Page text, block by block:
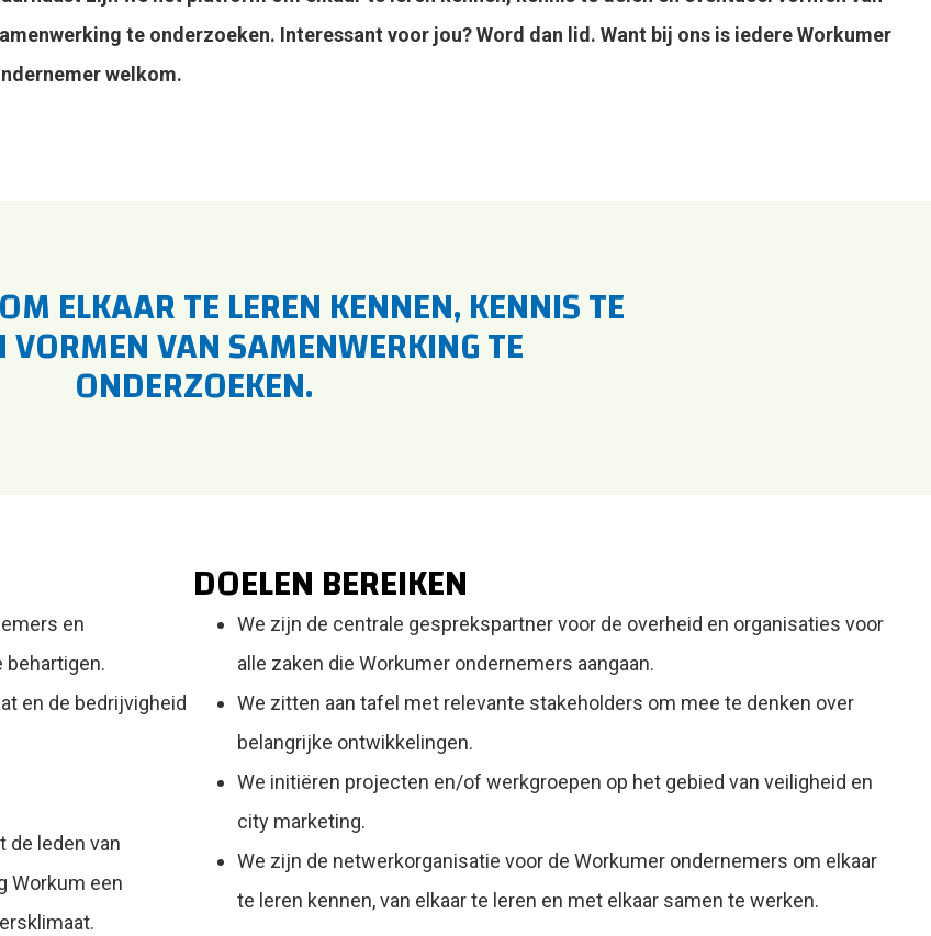
te onderzoeken. Interessant voor jou? Word dan lid. Want bij ons is iedere Workumer
welkom.
ELKAAR TE LEREN KENNEN, KENNIS TE
VORMEN VAN SAMENWERKING TE
ONDERZOEKEN.
en
behartigen.
en de bedrijvigheid
de leden van
Workum een
DOELEN BEREIKEN
We zijn de centrale gesprekspartner voor de overheid en organisaties voor
alle zaken die Workumer ondernemers aangaan.
We zitten aan tafel met relevante stakeholders om mee te denken over
belangrijke ontwikkelingen.
We initiëren projecten en/of werkgroepen op het gebied van veiligheid en
city marketing.
We zijn de netwerkorganisatie voor de Workumer ondernemers om elkaar
te leren kennen, van elkaar te leren en met elkaar samen te werken.